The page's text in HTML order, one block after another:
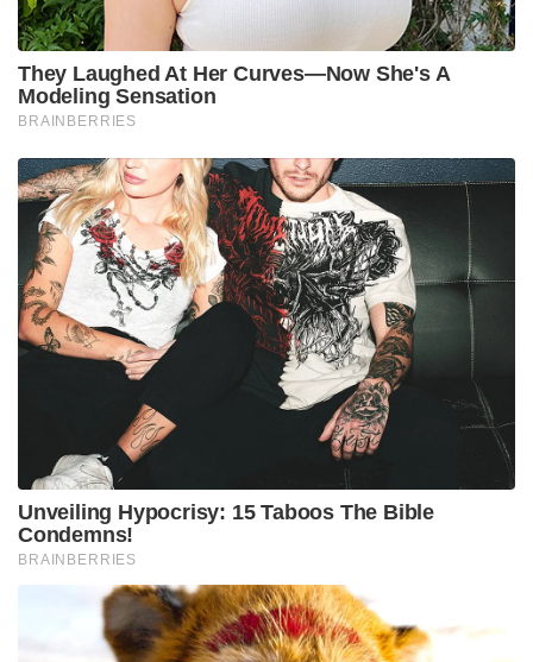
They Laughed At Her Curves—Now She's A
Modeling Sensation
BRAINBERRIES
Unveiling Hypocrisy: 15 Taboos The Bible
Condemns!
BRAINBERRIES